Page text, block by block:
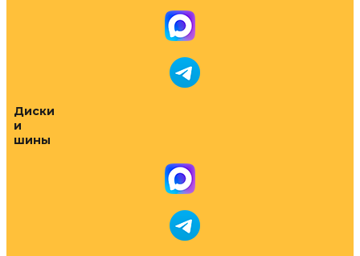
Диски
и
шины